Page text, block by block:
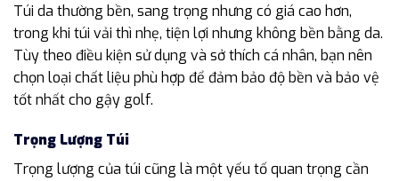
Túi da thường bền, sang trọng nhưng có giá cao hơn,
trong khi túi vải thì nhẹ, tiện lợi nhưng không bền bằng da.
Tùy theo điều kiện sử dụng và sở thích cá nhân, bạn nên
chọn loại chất liệu phù hợp để đảm bảo độ bền và bảo vệ
tốt nhất cho gậy golf.
Trọng Lượng Túi
Trọng lượng của túi cũng là một yếu tố quan trọng cần